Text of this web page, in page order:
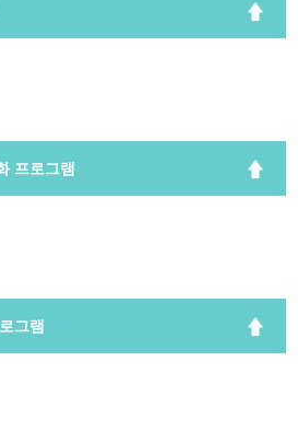
프로그램
그램